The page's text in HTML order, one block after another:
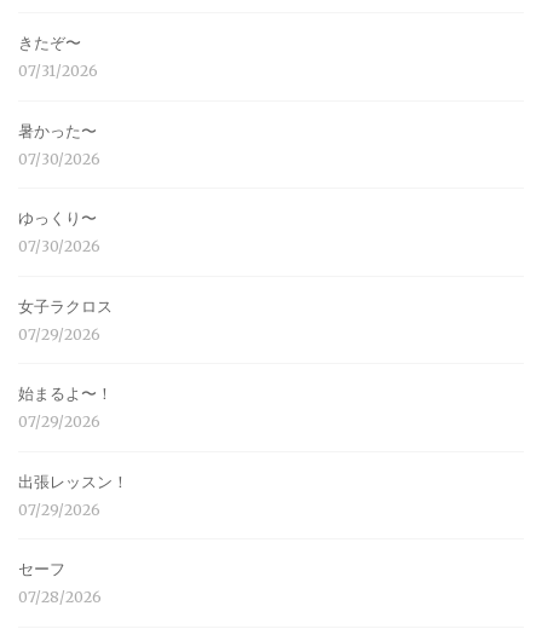
きたぞ〜
07/31/2026
暑かった〜
07/30/2026
ゆっくり〜
07/30/2026
女子ラクロス
07/29/2026
始まるよ〜！
07/29/2026
出張レッスン！
07/29/2026
セーフ
07/28/2026